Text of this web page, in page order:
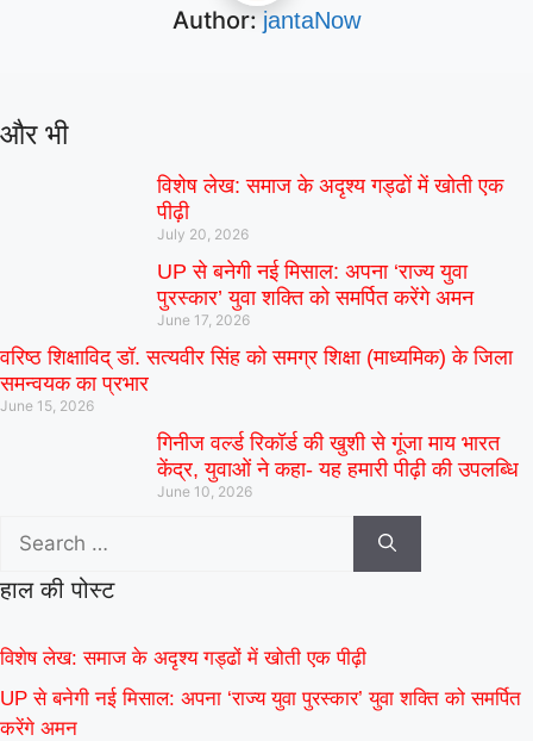
Author: jantaNow
और भी
विशेष लेख: समाज के अदृश्य गड्ढों में खोती एक
पीढ़ी
July 20, 2026
UP से बनेगी नई मिसाल: अपना ‘राज्य युवा
पुरस्कार’ युवा शक्ति को समर्पित करेंगे अमन
June 17, 2026
वरिष्ठ शिक्षाविद् डॉ. सत्यवीर सिंह को समग्र शिक्षा (माध्यमिक) के जिला
समन्वयक का प्रभार
June 15, 2026
गिनीज वर्ल्ड रिकॉर्ड की खुशी से गूंजा माय भारत
केंद्र, युवाओं ने कहा- यह हमारी पीढ़ी की उपलब्धि
June 10, 2026
हाल की पोस्ट
विशेष लेख: समाज के अदृश्य गड्ढों में खोती एक पीढ़ी
UP से बनेगी नई मिसाल: अपना ‘राज्य युवा पुरस्कार’ युवा शक्ति को समर्पित
करेंगे अमन